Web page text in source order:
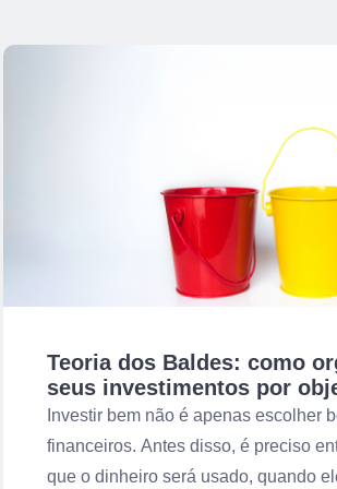
Teoria dos Baldes: como
seus investimentos por
prazos
Investir bem não é apenas escolher
financeiros. Antes disso, é preciso
que o dinheiro será usado, quando